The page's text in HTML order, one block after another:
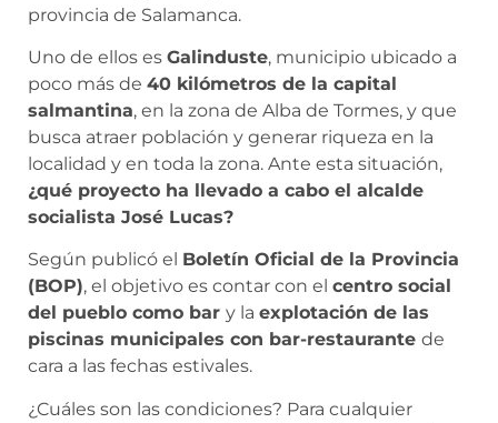
provincia de Salamanca.
Uno de ellos es Galinduste, municipio ubicado a
poco más de 40 kilómetros de la capital
salmantina, en la zona de Alba de Tormes, y que
busca atraer población y generar riqueza en la
localidad y en toda la zona. Ante esta situación,
¿qué proyecto ha llevado a cabo el alcalde
socialista José Lucas?
Según publicó el Boletín Oficial de la Provincia
(BOP), el objetivo es contar con el centro social
del pueblo como bar y la explotación de las
piscinas municipales con bar-restaurante de
cara a las fechas estivales.
¿Cuáles son las condiciones? Para cualquier